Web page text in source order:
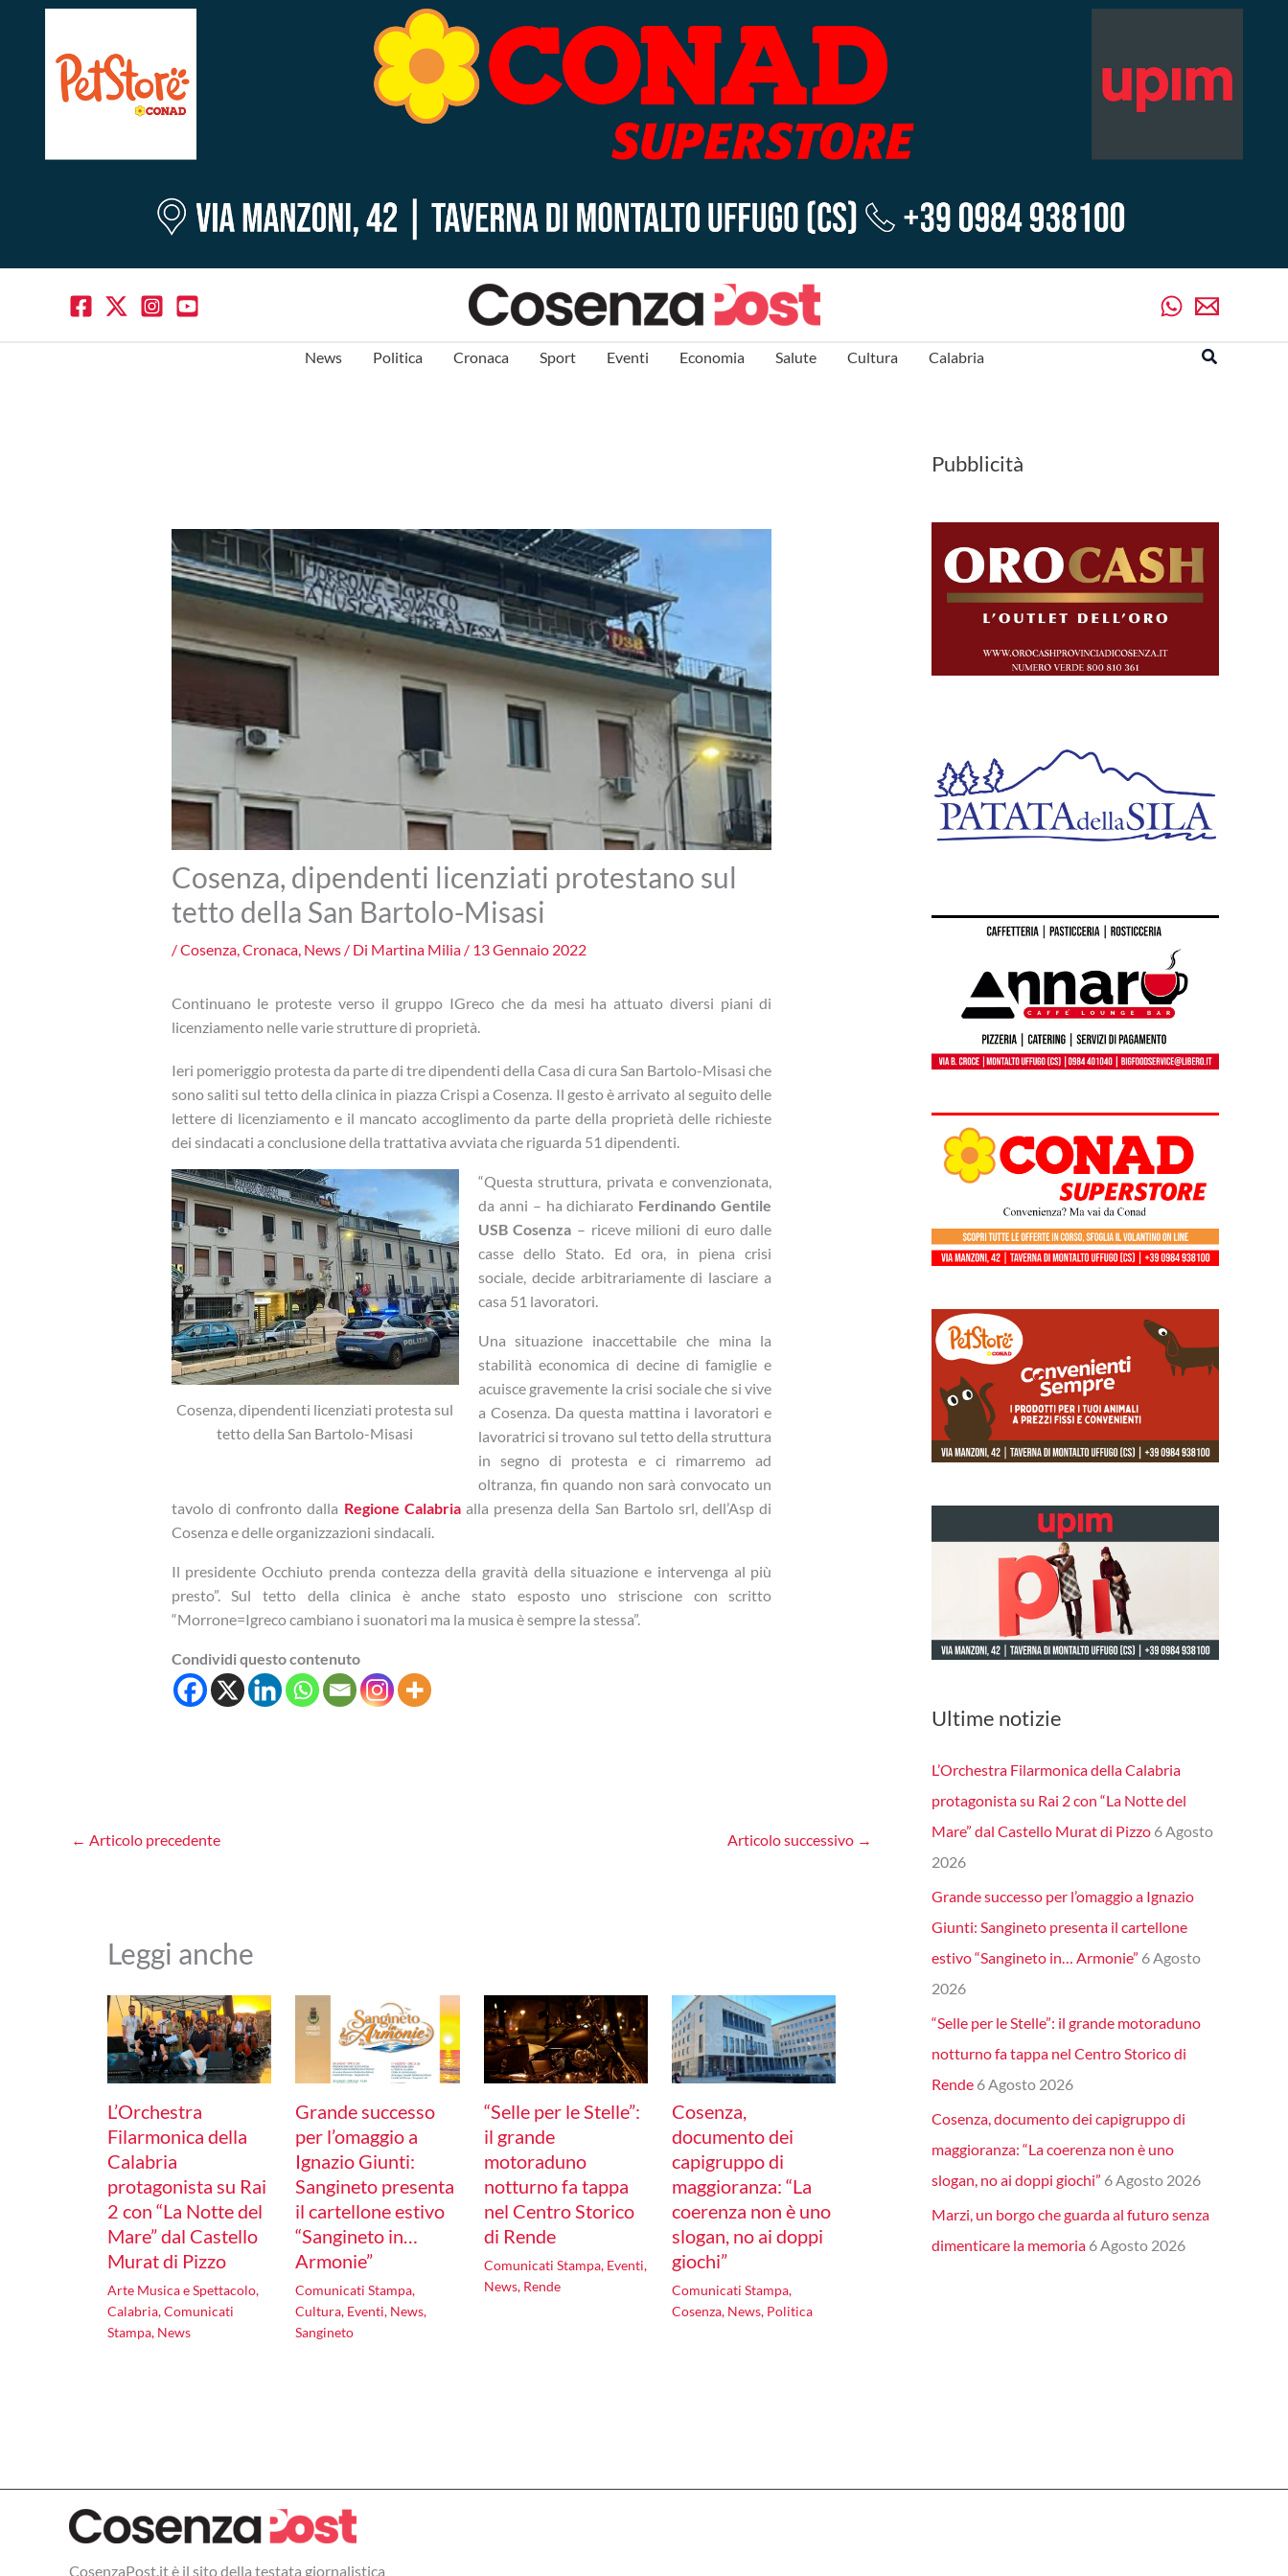
News Politica Cronaca Sport Eventi Economia Salute Cultura Calabria Cerca
Cosenza, dipendenti licenziati protestano sul
tetto della San Bartolo-Misasi
/Cosenza,Cronaca, News/ Di Martina Milia / 13 Gennaio 2022
Continuano le proteste verso il gruppo IGreco che da mesi ha attuato diversi piani di
licenziamento nelle varie strutture di proprietà.
Ieri pomeriggio protesta da parte di tre dipendenti della Casa di cura San Bartolo-Misasi che
sono saliti sul tetto della clinica in piazza Crispi a Cosenza. Il gesto è arrivato al seguito delle
lettere di licenziamento e il mancato accoglimento da parte della proprietà delle richieste
dei sindacati a conclusione della trattativa avviata che riguarda 51 dipendenti.
Cosenza, dipendenti licenziati protesta sul
tetto della San Bartolo-Misasi
“Questa struttura, privata e convenzionata,
da anni – ha dichiarato Ferdinando Gentile
USB Cosenza – riceve milioni di euro dalle
casse dello Stato. Ed ora, in piena crisi
sociale, decide arbitrariamente di lasciare a
casa 51 lavoratori.
Una situazione inaccettabile che mina la
stabilità economica di decine di famiglie e
acuisce gravemente la crisi sociale che si vive
a Cosenza. Da questa mattina i lavoratori e
lavoratrici si trovano sul tetto della struttura
in segno di protesta e ci rimarremo ad
oltranza, fin quando non sarà convocato un
tavolo di confronto dalla Regione Calabriaalla presenza della San Bartolo srl, dell’Asp di
Cosenza e delle organizzazioni sindacali.
Il presidente Occhiuto prenda contezza della gravità della situazione e intervenga al più
presto”. Sul tetto della clinica è anche stato esposto uno striscione con scritto
“Morrone=Igreco cambiano i suonatori ma la musica è sempre la stessa”.
Condividi questo contenuto
← Articolo precedente Articolo successivo →
Leggi anche
L’Orchestra
Filarmonica della
Calabria
protagonista su Rai
2 con “La Notte del
Mare” dal Castello
Murat di Pizzo
Arte Musica e Spettacolo,
Calabria,Comunicati
Stampa, News
Grande successo
per l’omaggio a
Ignazio Giunti:
Sangineto presenta
il cartellone estivo
“Sangineto in…
Armonie”
Comunicati Stampa,
Cultura, Eventi, News,
Sangineto
“Selle per le Stelle”:
il grande
motoraduno
notturno fa tappa
nel Centro Storico
di Rende
Comunicati Stampa, Eventi,
News, Rende
Cosenza,
documento dei
capigruppo di
maggioranza: “La
coerenza non è uno
slogan, no ai doppi
giochi”
Comunicati Stampa,
Cosenza, News, Politica
Pubblicità
Ultime notizie
L’Orchestra Filarmonica della Calabria
protagonista su Rai 2 con “La Notte del
Mare” dal Castello Murat di Pizzo 6 Agosto
2026
Grande successo per l’omaggio a Ignazio
Giunti: Sangineto presenta il cartellone
estivo “Sangineto in… Armonie” 6 Agosto
2026
“Selle per le Stelle”: il grande motoraduno
notturno fa tappa nel Centro Storico di
Rende 6 Agosto 2026
Cosenza, documento dei capigruppo di
maggioranza: “La coerenza non è uno
slogan, no ai doppi giochi” 6 Agosto 2026
Marzi, un borgo che guarda al futuro senza
dimenticare la memoria 6 Agosto 2026
CosenzaPost.it è il sito della testata giornalistica